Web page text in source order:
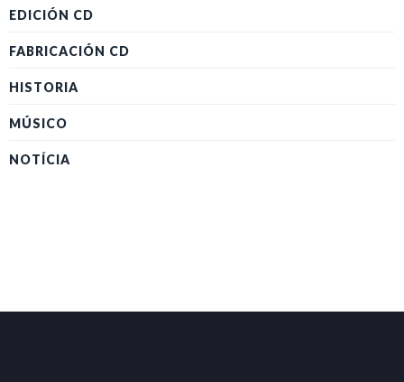
EDICIÓN CD
FABRICACIÓN CD
HISTORIA
MÚSICO
NOTÍCIA